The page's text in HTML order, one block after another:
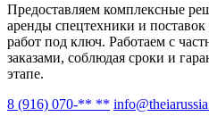
Предоставляем комплексные
аренды спецтехники и
работ под ключ. Работаем с
заказами, соблюдая сроки и
этапе.
8 (916) 070-** **